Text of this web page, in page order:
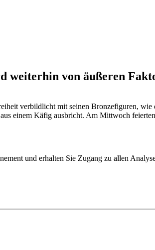
weiterhin von äußeren
verbildlicht mit seinen Bronzefiguren,
einem Käfig ausbricht. Am Mittwoch
und erhalten Sie Zugang zu allen